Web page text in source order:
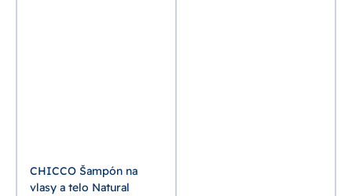
CHICCO Šampón na
vlasy a telo Natural